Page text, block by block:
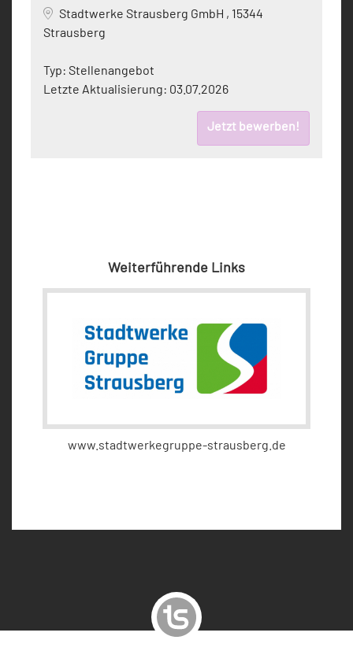
Stadtwerke Strausberg GmbH , 15344
Strausberg
Typ: Stellenangebot
Letzte Aktualisierung: 03.07.2026
Jetzt bewerben!
Weiterführende Links
www.stadtwerkegruppe-strausberg.de